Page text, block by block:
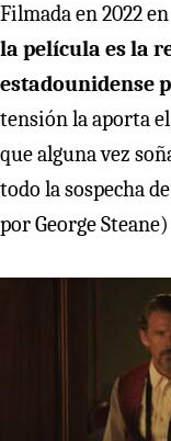
Filmada en 2022
la película es la
estadounidense
tensión la aporta
que alguna vez
todo la sospecha
por George